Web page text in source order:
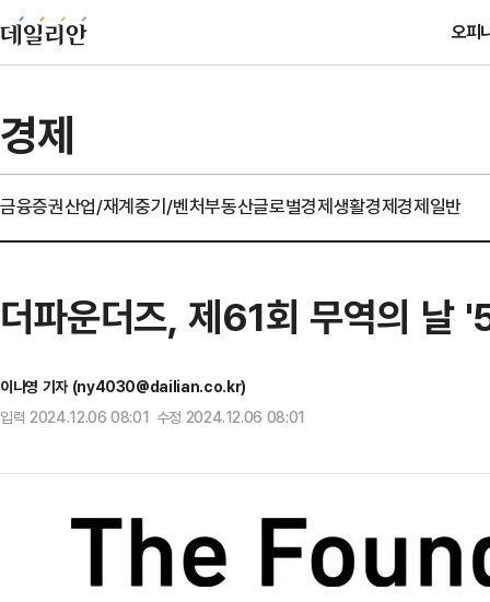
오피
경제
금융증권산업/재계중기/벤처부동산글로벌경제생활경제경제일반
더파운더즈, 제61회 무역의 날
이나영 기자 (ny4030@dailian.co.kr)
입력 2024.12.06 08:01 수정 2024.12.06 08:01